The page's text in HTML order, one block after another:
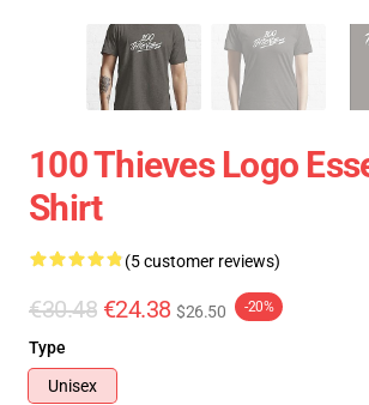
100 Thieves Logo
Shirt
(5 customer reviews)
€30.48 €24.38 $26.50 -20%
Type
Unisex